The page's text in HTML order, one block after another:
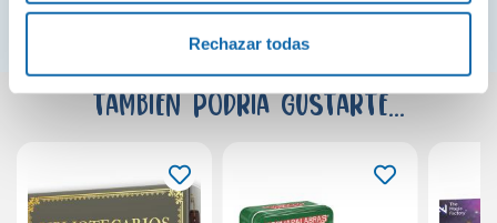
Rechazar todas
También podría gustarte...